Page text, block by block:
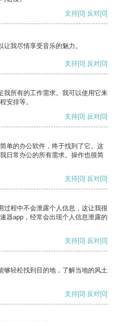
支持[0] 反对[0]
我尽情享受音乐的魅力。
支持[0] 反对[0]
我所有的工作需求。我可以使用它来
安排等。
支持[0] 反对[0]
单的办公软件，终于找到了它。这
日常办公的所有需求。操作也很简
支持[0] 反对[0]
过程中不会泄露个人信息，这让我很
器app，经常会出现个人信息泄露的
支持[0] 反对[0]
够轻松找到目的地，了解当地的风土
支持[0] 反对[0]